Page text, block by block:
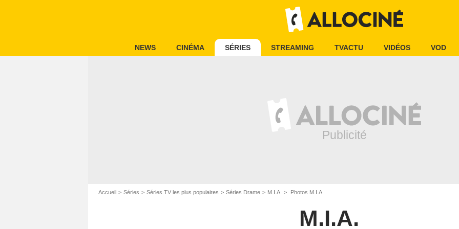
NEWS CINÉMA SÉRIES STREAMING TVACTU VIDÉOS VOD
Accueil Séries Séries TV les plus populaires Séries Drame M.I.A. Photos M.I.A.
M.I.A.